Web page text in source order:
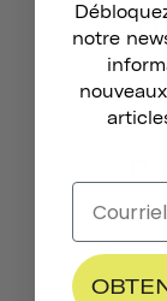
Aucun
notre